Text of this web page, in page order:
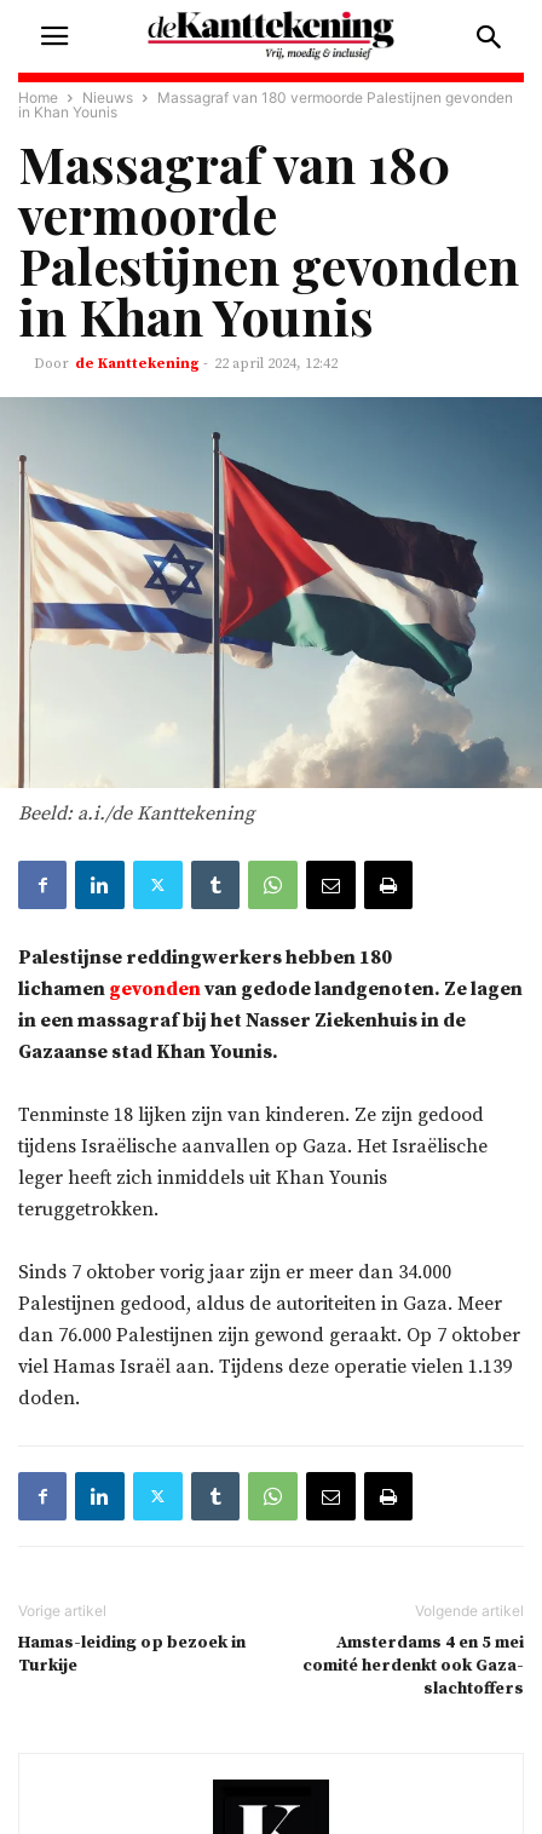
Home Nieuws
Massagraf van 180 vermoorde Palestijnen gevonden
in Khan Younis
Massagraf van 180
vermoorde
Palestijnen gevonden
in Khan Younis
de Kanttekening - 22 april 2024, 12:42
Beeld: a.i./de Kanttekening
Palestijnse reddingwerkers hebben 180
lichamen gevondenvan gedode landgenoten. Ze lagen
in een massagraf bij het Nasser Ziekenhuis in de
Gazaanse stad Khan Younis.
Tenminste 18 lijken zijn van kinderen. Ze zijn gedood
tijdens Israëlische aanvallen op Gaza. Het Israëlische
leger heeft zich inmiddels uit Khan Younis
teruggetrokken.
Sinds 7 oktober vorig jaar zijn er meer dan 34.000
Palestijnen gedood, aldus de autoriteiten in Gaza. Meer
dan 76.000 Palestijnen zijn gewond geraakt. Op 7 oktober
viel Hamas Israël aan. Tijdens deze operatie vielen 1.139
doden.
Hamas-leiding op bezoek in
Turkije
Amsterdams 4 en 5 mei
comité herdenkt ook Gaza-
slachtoffers